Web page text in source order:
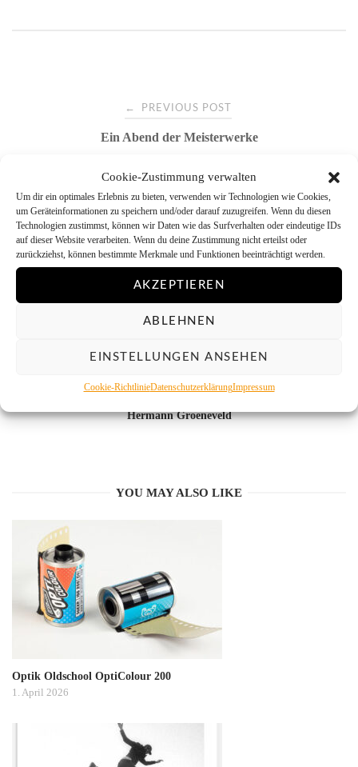
Cookie-Zustimmung verwalten
Um dir ein optimales Erlebnis zu bieten, verwenden wir Technologien wie Cookies,
um Geräteinformationen zu speichern und/oder darauf zuzugreifen. Wenn du diesen
Technologien zustimmst, können wir Daten wie das Surfverhalten oder eindeutige IDs
auf dieser Website verarbeiten. Wenn du deine Zustimmung nicht erteilst oder
zurückziehst, können bestimmte Merkmale und Funktionen beeinträchtigt werden.
AKZEPTIEREN
ABLEHNEN
EINSTELLUNGEN ANSEHEN
Cookie-RichtlinieDatenschutzerklärungImpressum
navigation
← PREVIOUS POST
Ein Abend der Meisterwerke
NEXT POST →
Last Minute Angebot für Schnellentschlossene
Hermann Groeneveld
YOU MAY ALSO LIKE
Optik Oldschool OptiColour 200
1. April 2026